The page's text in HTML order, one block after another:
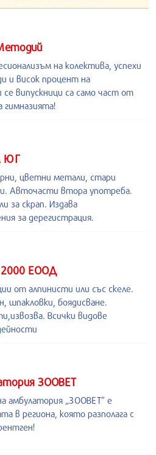
на колектива, успехи
и висок процент на
се випускници са само част от
гимназията!
ЮГ
цветни метали, стари
Авточасти втора употреба.
за скрап. Издава
за дерегистрация.
ЕООД
от алпинисти или със скеле.
шпакловки, боядисване.
Всички видове
ЗООВЕТ
амбулатория „ЗООВЕТ” е
в региона, която разполага с